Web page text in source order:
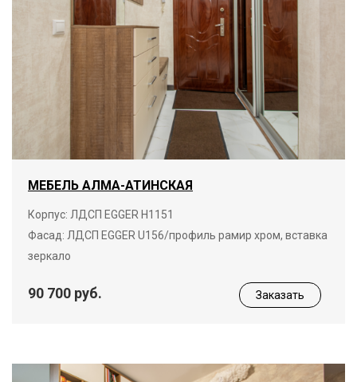
МЕБЕЛЬ АЛМА-АТИНСКАЯ
Корпус: ЛДСП EGGER Н1151
Фасад: ЛДСП EGGER U156/профиль рамир хром, вставка
зеркало
90 700 руб. Заказать